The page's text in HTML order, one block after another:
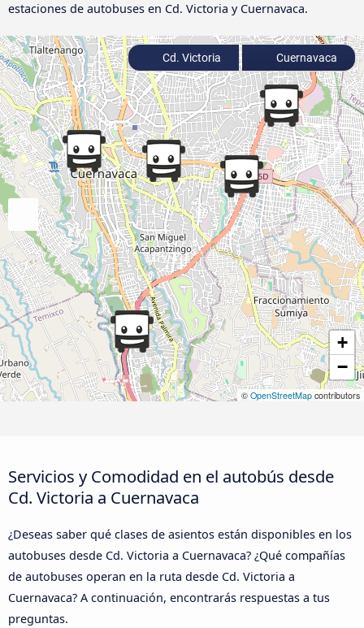
estaciones de autobuses en Cd. Victoria y Cuernavaca.
+
−
© OpenStreetMapcontributors
Cd. Victoria Cuernavaca
Servicios y Comodidad en el autobús desde
Cd. Victoria a Cuernavaca
¿Deseas saber qué clases de asientos están disponibles en los
autobuses desde Cd. Victoria a Cuernavaca? ¿Qué compañías
de autobuses operan en la ruta desde Cd. Victoria a
Cuernavaca? A continuación, encontrarás respuestas a tus
preguntas.